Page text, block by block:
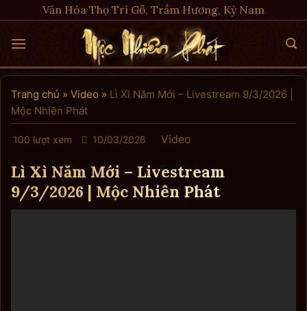
to
content
Văn Hóa Thọ Trì Gỗ, Trầm Hương, Kỳ Nam
Trang chủ » Video » Lì Xì Năm Mới – Livestream 9/3/2026 |
Mộc Nhiên Phát
100 lượt xem 10/03/2026 Video
Lì Xì Năm Mới – Livestream
9/3/2026 | Mộc Nhiên Phát